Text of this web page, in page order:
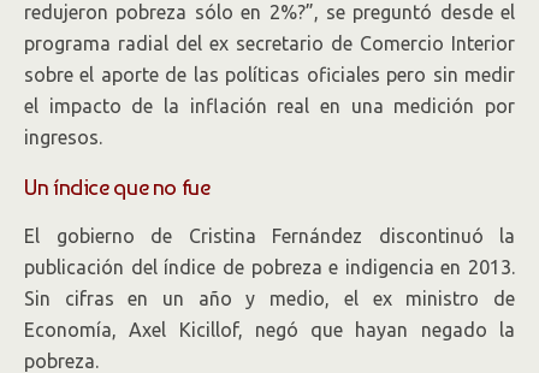
redujeron pobreza sólo en 2%?”, se preguntó desde el
programa radial del ex secretario de Comercio Interior
sobre el aporte de las políticas oficiales pero sin medir
el impacto de la inflación real en una medición por
ingresos.
Un índice que no fue
El gobierno de Cristina Fernández discontinuó la
publicación del índice de pobreza e indigencia en 2013.
Sin cifras en un año y medio, el ex ministro de
Economía, Axel Kicillof, negó que hayan negado la
pobreza.